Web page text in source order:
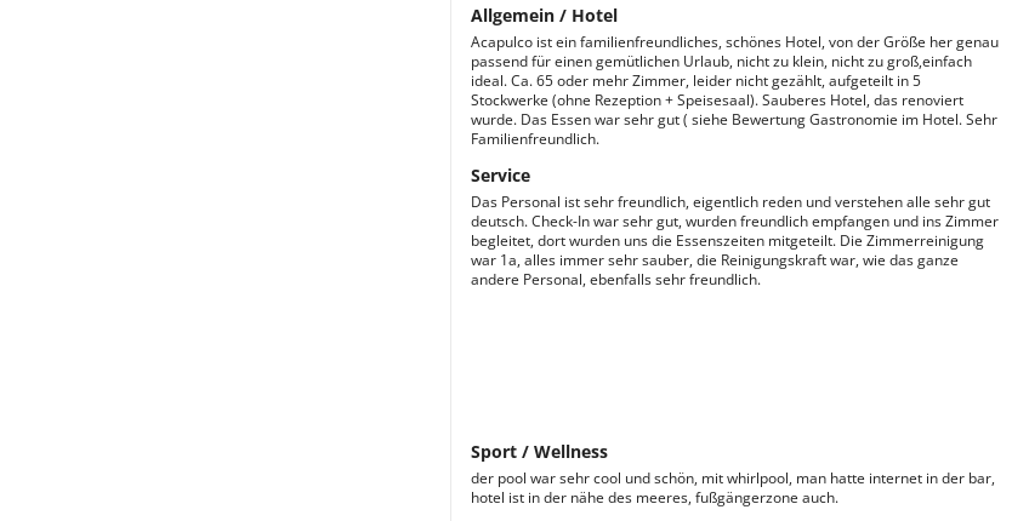
Allgemein / Hotel
Acapulco ist ein familienfreundliches, schönes Hotel, von der Größe her genau
passend für einen gemütlichen Urlaub, nicht zu klein, nicht zu groß,einfach
ideal. Ca. 65 oder mehr Zimmer, leider nicht gezählt, aufgeteilt in 5
Stockwerke (ohne Rezeption + Speisesaal). Sauberes Hotel, das renoviert
wurde. Das Essen war sehr gut ( siehe Bewertung Gastronomie im Hotel. Sehr
Familienfreundlich.
Service
Das Personal ist sehr freundlich, eigentlich reden und verstehen alle sehr gut
deutsch. Check-In war sehr gut, wurden freundlich empfangen und ins Zimmer
begleitet, dort wurden uns die Essenszeiten mitgeteilt. Die Zimmerreinigung
war 1a, alles immer sehr sauber, die Reinigungskraft war, wie das ganze
andere Personal, ebenfalls sehr freundlich.
Sport / Wellness
der pool war sehr cool und schön, mit whirlpool, man hatte internet in der bar,
hotel ist in der nähe des meeres, fußgängerzone auch.